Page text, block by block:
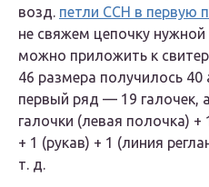
возд. петли ССН в первую
не свяжем цепочку
можно приложить к
46 размера получилось
первый ряд — 19 галочек,
галочки (левая полочка) +
+ 1 (рукав) + 1 (линия
т. д.